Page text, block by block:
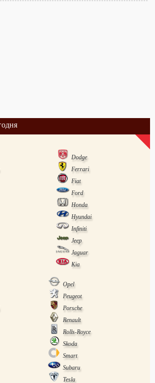
Dodge
Ferrari
Fiat
Ford
Honda
Hyundai
Infiniti
Jeep
Jaguar
Kia
Opel
Peugeot
Porsche
Renault
Rolls-Royce
Skoda
Smart
Subaru
Tesla